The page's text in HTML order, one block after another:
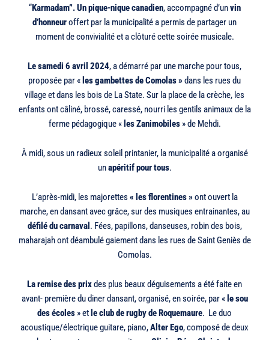
“Karmadam”.Un pique-nique canadien, accompagné d’unvin
d’honneuroffert par la municipalité a permis de partager un
moment de convivialité et a clôturé cette soirée musicale.
Le samedi 6 avril 2024, a démarré par une marche pour tous,
proposée par « les gambettes de Comolas » dans les rues du
village et dans les bois de La State. Sur la place de la crèche, les
enfants ont câliné, brossé, caressé, nourri les gentils animaux de la
ferme pédagogique « les Zanimobiles» de Mehdi.
À midi, sous un radieux soleil printanier, la municipalité a organisé
unapéritif pour tous.
L’après-midi, les majorettes « les florentines » ont ouvert la
marche, en dansant avec grâce, sur des musiques entrainantes, au
défilé du carnaval . Fées, papillons, danseuses, robin des bois,
maharajah ont déambulé gaiement dans les rues de Saint Geniès de
Comolas.
La remise des prixdes plus beaux déguisements a été faite en
avant- première du diner dansant, organisé, en soirée, par « le sou
des écoles » et le club de rugby de Roquemaure. Le duo
acoustique/électrique guitare, piano,Alter Ego, composé de deux